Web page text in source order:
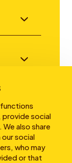
provide social
also share
social
who may
or that